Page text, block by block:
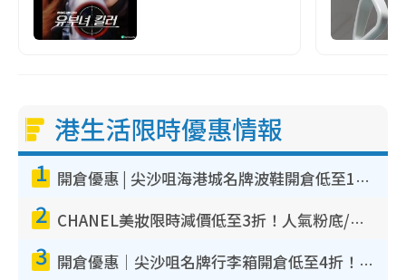
港生活限時優惠情報
1 開倉優惠 | 尖沙咀海港城名牌波鞋開倉低至1折！On鞋$899起／Joy&Peace鞋履$98起
2 CHANEL美妝限時減價低至3折！人氣粉底/唇膏/精華液低至$275！COCO香水都有平
3 開倉優惠｜尖沙咀名牌行李箱開倉低至4折！一連5日 American Tourister/ace./Hallmark $200起！